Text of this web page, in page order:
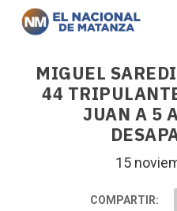
MIGUEL
44
JUAN A 5
15
COMPARTIR: